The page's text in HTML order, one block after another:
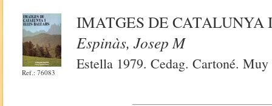
Ref.: 76083
IMATGES DE CATALUNYA
Espinàs, Josep M
Estella 1979. Cedag. Cartoné.